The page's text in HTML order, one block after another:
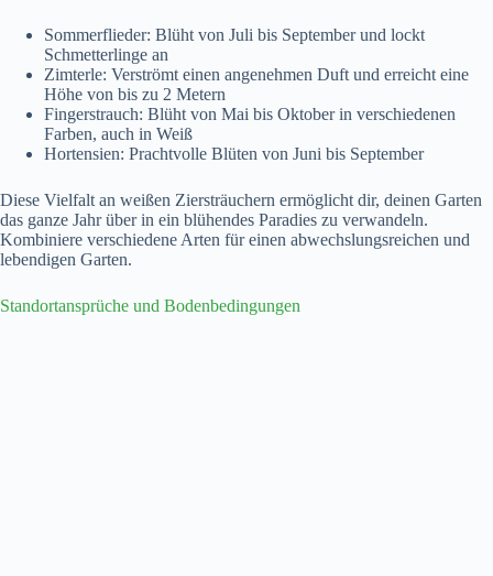
Sommerflieder: Blüht von Juli bis September und lockt
Schmetterlinge an
Zimterle: Verströmt einen angenehmen Duft und erreicht eine
Höhe von bis zu 2 Metern
Fingerstrauch: Blüht von Mai bis Oktober in verschiedenen
Farben, auch in Weiß
Hortensien: Prachtvolle Blüten von Juni bis September
Diese Vielfalt an weißen Ziersträuchern ermöglicht dir, deinen Garten
das ganze Jahr über in ein blühendes Paradies zu verwandeln.
Kombiniere verschiedene Arten für einen abwechslungsreichen und
lebendigen Garten.
Standortansprüche und Bodenbedingungen